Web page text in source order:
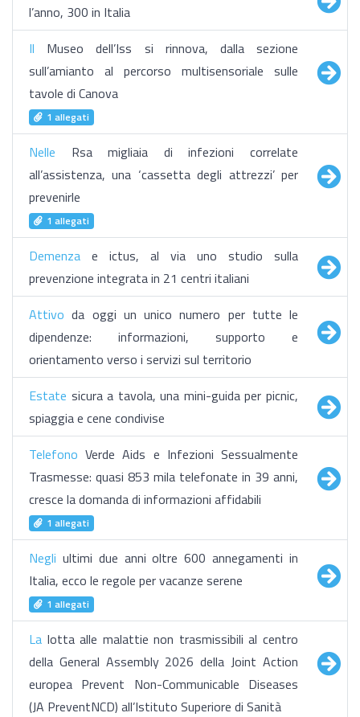
l’anno, 300 in Italia
Il Museo dell’Iss si rinnova, dalla sezione
sull’amianto al percorso multisensoriale sulle
tavole di Canova
1 allegati
Nelle Rsa migliaia di infezioni correlate
all’assistenza, una ‘cassetta degli attrezzi’ per
prevenirle
1 allegati
Demenza e ictus, al via uno studio sulla
prevenzione integrata in 21 centri italiani
Attivo da oggi un unico numero per tutte le
dipendenze: informazioni, supporto e
orientamento verso i servizi sul territorio
Estate sicura a tavola, una mini-guida per picnic,
spiaggia e cene condivise
Telefono Verde Aids e Infezioni Sessualmente
Trasmesse: quasi 853 mila telefonate in 39 anni,
cresce la domanda di informazioni affidabili
1 allegati
Negli ultimi due anni oltre 600 annegamenti in
Italia, ecco le regole per vacanze serene
1 allegati
La lotta alle malattie non trasmissibili al centro
della General Assembly 2026 della Joint Action
europea Prevent Non-Communicable Diseases
(JA PreventNCD) all’Istituto Superiore di Sanità